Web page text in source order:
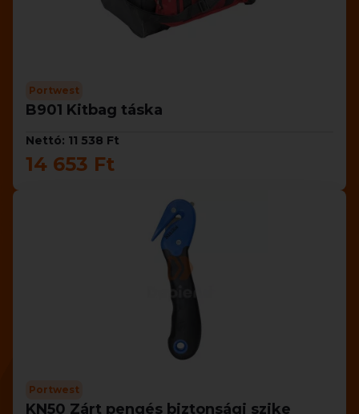
Portwest
B901 Kitbag táska
Nettó: 11 538 Ft
14 653 Ft
Portwest
KN50 Zárt pengés biztonsági szike